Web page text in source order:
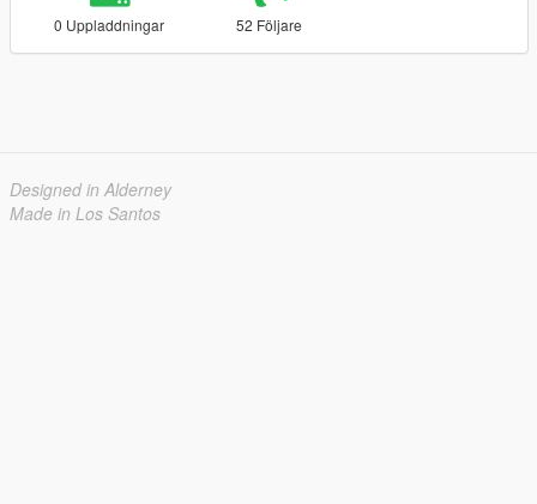
0 Uppladdningar 52 Följare
Designed in Alderney
Made in Los Santos